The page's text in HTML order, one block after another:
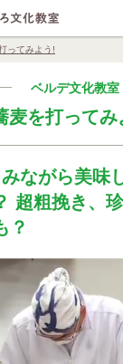
ってみよう!
ベルデ文化教室
麦を打ってみ
ながら美味
超粗挽き、
？